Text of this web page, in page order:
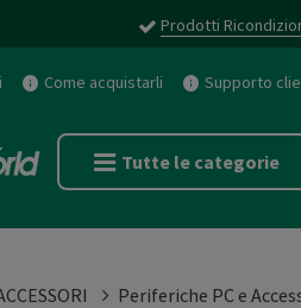
Prodotti
Come acquistarli Supporto
Tutte le categorie
Periferiche PC e